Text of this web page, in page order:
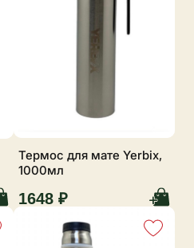
Термос для мате Yerbix,
1000мл
1648 ₽